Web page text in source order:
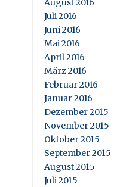
August 2016
Juli 2016
Juni 2016
Mai 2016
April 2016
März 2016
Februar 2016
Januar 2016
Dezember 2015
November 2015
Oktober 2015
September 2015
August 2015
Juli 2015